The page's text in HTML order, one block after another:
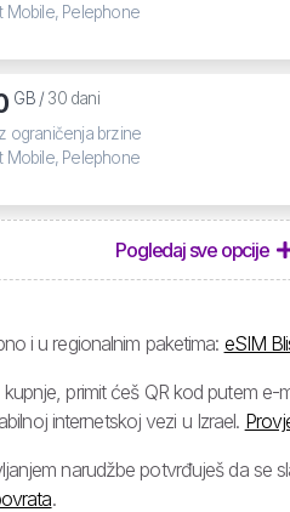
Mobile, Pelephone
GB /30 dani
ograničenja brzine
Mobile, Pelephone
Pogledaj sve opcije
i u regionalnim paketima: eSIM
primit ćeš QR kod putem e-
internetskoj vezi u Izrael.
narudžbe potvrđuješ da se
.